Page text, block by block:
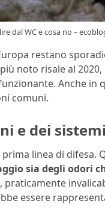
dal WC e cosa no –
restano
noto risale al 2020,
Anche in
comuni.
e dei
linea di difesa.
sia degli odori
essere